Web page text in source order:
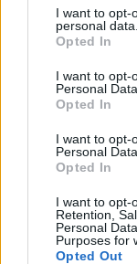
I want to opt-
personal data.
Opted In
I want to opt-
Personal Data.
Opted In
I want to opt-
Personal
Opted In
I want to opt-
Retention,
Personal
Purposes for
Opted Out
ΣΤΗΝ